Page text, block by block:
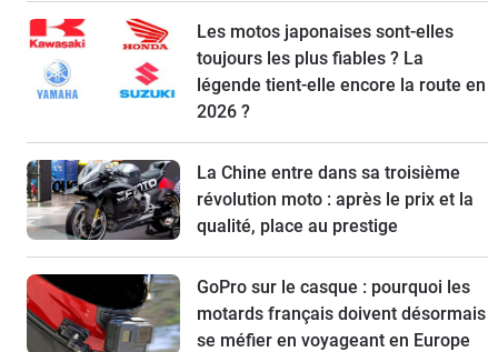
Les motos japonaises sont-elles
toujours les plus fiables ? La
légende tient-elle encore la route en
2026 ?
La Chine entre dans sa troisième
révolution moto : après le prix et la
qualité, place au prestige
GoPro sur le casque : pourquoi les
motards français doivent désormais
se méfier en voyageant en Europe